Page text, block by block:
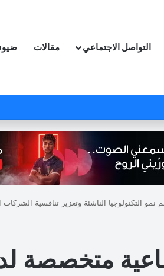
التواصل الاجتماعي مقالات
التكنولوجيا الناشئة وتعزيز تنافسية الشركات
متخصصة